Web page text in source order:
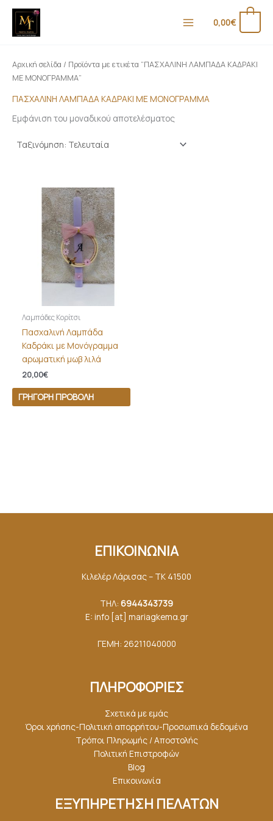
Μετάβαση
περιεχόμενο
0,00€
Αρχική σελίδα / Προϊόντα με ετικέτα “ΠΑΣΧΑΛΙΝΗ ΛΑΜΠΑΔΑ ΚΑΔΡΑΚΙ
ΜΕ ΜΟΝΟΓΡΑΜΜΑ”
ΠΑΣΧΑΛΙΝΗ ΛΑΜΠΑΔΑ ΚΑΔΡΑΚΙ ΜΕ ΜΟΝΟΓΡΑΜΜΑ
Εμφάνιση του μοναδικού αποτελέσματος
Λαμπάδες Κορίτσι
Πασχαλινή Λαμπάδα
Καδράκι με Μονόγραμμα
αρωματική μωβ λιλά
20,00€
ΓΡΉΓΟΡΗ ΠΡΟΒΟΛΉ
ΕΠΙΚΟΙΝΩΝΙΑ
Κιλελέρ Λάρισας – ΤΚ 41500
ΤΗΛ: 6944343739
E: info [at] mariagkemα.gr
ΓΕΜΗ: 26211040000
ΠΛΗΡΟΦΟΡΙΕΣ
Σχετικά με εμάς
Όροι χρήσης-Πολιτική απορρήτου-Προσωπικά δεδομένα
Τρόποι Πληρωμής / Αποστολής
Πολιτική Επιστροφών
Blog
Επικοινωνία
ΕΞΥΠΗΡΕΤΗΣΗ ΠΕΛΑΤΩΝ